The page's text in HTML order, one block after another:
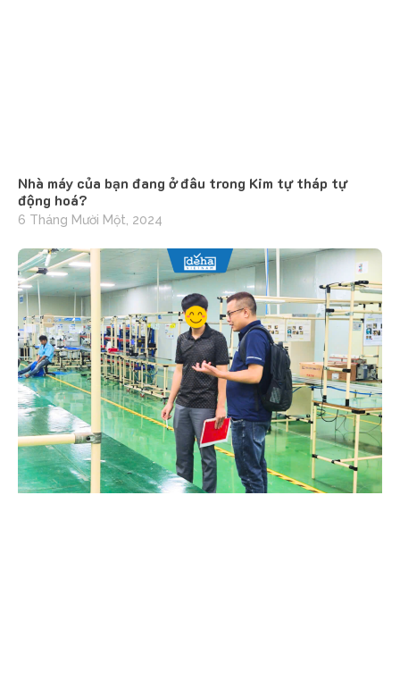
Nhà máy của bạn đang ở đâu trong Kim tự tháp tự
động hoá?
6 Tháng Mười Một, 2024